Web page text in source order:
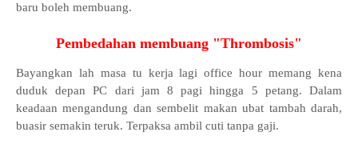
baru boleh membuang.
Pembedahan membuang "Thrombosis"
Bayangkan lah masa tu kerja lagi office hour memang kena
duduk depan PC dari jam 8 pagi hingga 5 petang. Dalam
keadaan mengandung dan sembelit makan ubat tambah darah,
buasir semakin teruk. Terpaksa ambil cuti tanpa gaji.